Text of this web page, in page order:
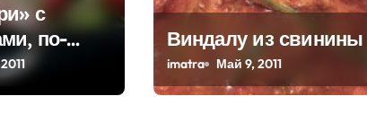
с
по-
Виндалу из свинины
imatra Май 9, 2011